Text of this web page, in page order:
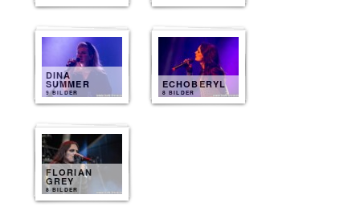
DINA
SUMMER
9 BILDER
ECHOBERYL
8 BILDER
FLORIAN
GREY
8 BILDER